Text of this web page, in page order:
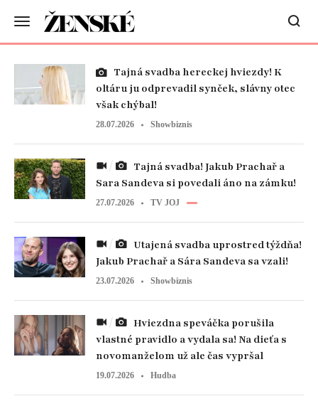
oltáru ju odprevadil synček, slávny otec
však chýbal!
28.07.2026 Showbiznis
Sara Sandeva si povedali áno na zámku!
27.07.2026 TV JOJ
Jakub Prachař a Sára Sandeva sa vzali!
23.07.2026 Showbiznis
vlastné pravidlo a vydala sa! Na dieťa s
novomanželom už ale čas vypršal
19.07.2026 Hudba